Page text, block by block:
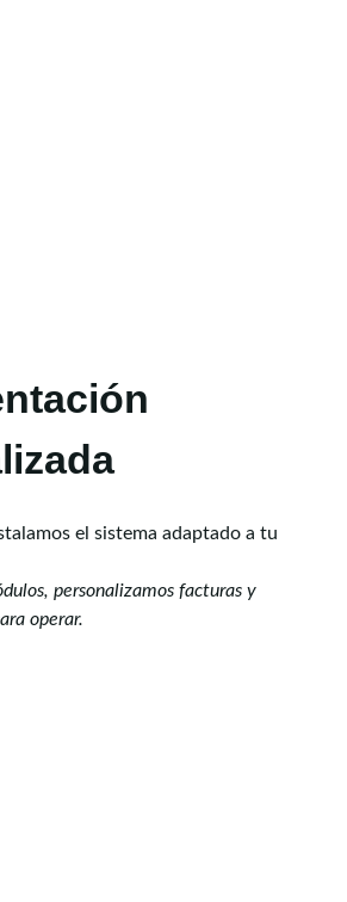
el sistema adaptado a tu
personalizamos facturas y
operar.